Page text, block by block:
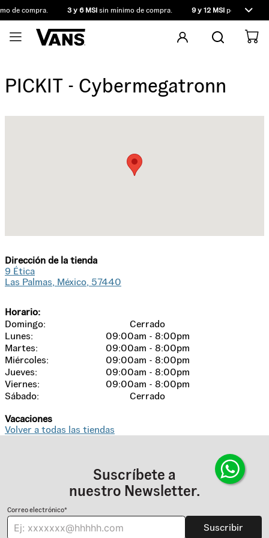
de compra. 3 y 6 MSIsin mínimo de compra. 9 y 12 MSIpor compras
PICKIT - Cybermegatronn
Dirección de la tienda
9 Ética
Las Palmas, México, 57440
Horario:
Domingo:
Cerrado
Lunes:
09:00am - 8:00pm
Martes:
09:00am - 8:00pm
Miércoles:
09:00am - 8:00pm
Jueves:
09:00am - 8:00pm
Viernes:
09:00am - 8:00pm
Sábado:
Cerrado
Vacaciones
Volver a todas las tiendas
Suscríbete a
nuestro Newsletter.
Correo electrónico*
Suscribir